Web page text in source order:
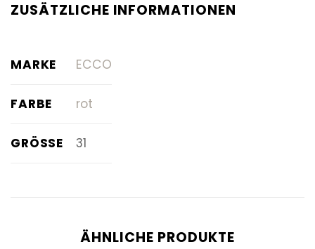
ZUSÄTZLICHE INFORMATIONEN
MARKE ECCO
FARBE rot
GRÖSSE 31
ÄHNLICHE PRODUKTE